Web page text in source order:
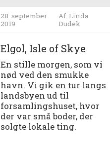
28. september
2019
Af: Linda
Dudek
Elgol, Isle of Skye
En stille morgen, som vi
nød ved den smukke
havn. Vi gik en tur langs
landsbyen ud til
forsamlingshuset, hvor
der var små boder, der
solgte lokale ting.